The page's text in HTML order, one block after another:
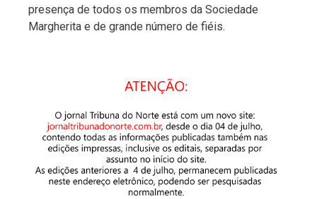
presença de todos os membros da Sociedade
Margherita e de grande número de fiéis.